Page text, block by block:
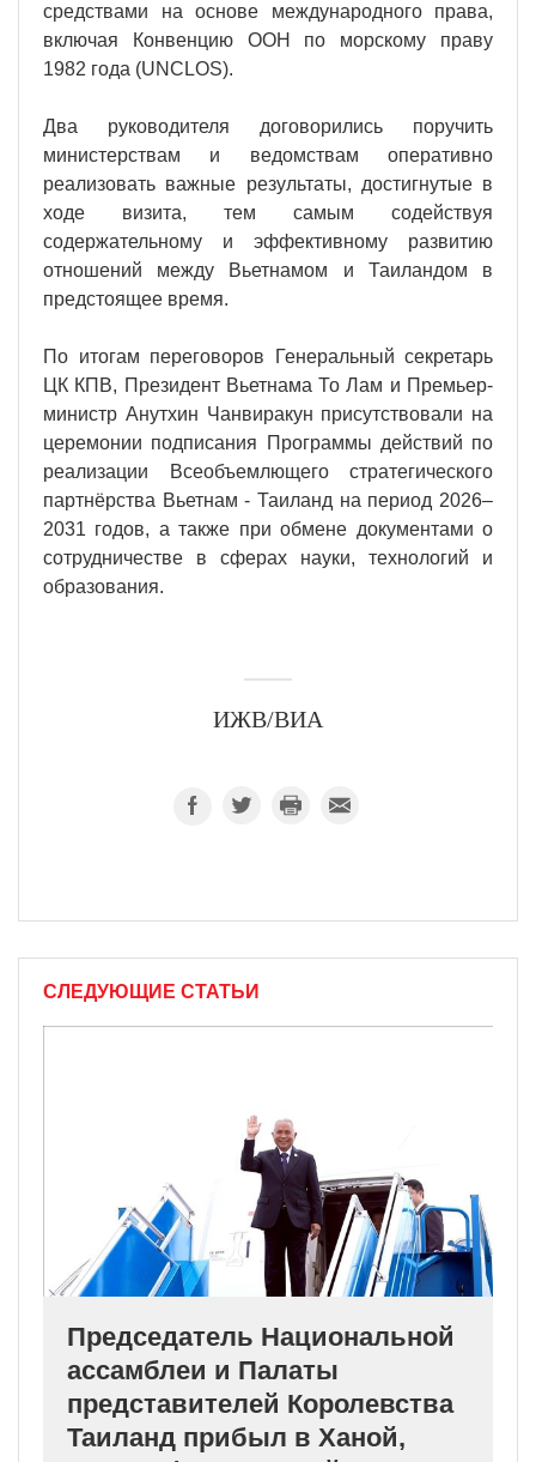
средствами на основе международного права,
включая Конвенцию ООН по морскому праву
1982 года (UNCLOS).
Два руководителя договорились поручить
министерствам и ведомствам оперативно
реализовать важные результаты, достигнутые в
ходе визита, тем самым содействуя
содержательному и эффективному развитию
отношений между Вьетнамом и Таиландом в
предстоящее время.
По итогам переговоров Генеральный секретарь
ЦК КПВ, Президент Вьетнама То Лам и Премьер-
министр Анутхин Чанвиракун присутствовали на
церемонии подписания Программы действий по
реализации Всеобъемлющего стратегического
партнёрства Вьетнам - Таиланд на период 2026–
2031 годов, а также при обмене документами о
сотрудничестве в сферах науки, технологий и
образования.
ИЖВ/ВИА
СЛЕДУЮЩИЕ СТАТЬИ
Председатель Национальной
ассамблеи и Палаты
представителей Королевства
Таиланд прибыл в Ханой,